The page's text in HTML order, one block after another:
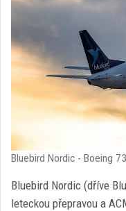
Bluebird Nordic - Boeing
Bluebird Nordic (dříve
leteckou přepravou a